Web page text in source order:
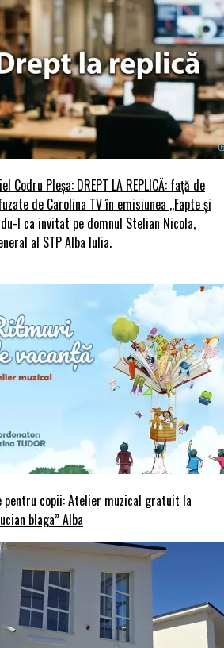
Codru Pleșa: DREPT LA REPLICĂ: față de
de Carolina TV în emisiunea ,,Fapte și
l ca invitat pe domnul Stelian Nicola,
al STP Alba Iulia.
pentru copii: Atelier muzical gratuit la
blaga” Alba